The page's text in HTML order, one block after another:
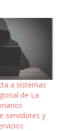
a sistemas
de La
servidores y